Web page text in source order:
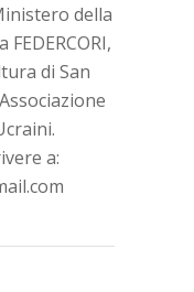
della
di San
a: